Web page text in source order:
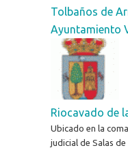
Tolbaños de
Ayuntamiento
Riocavado de
Ubicado en la
judicial de Salas